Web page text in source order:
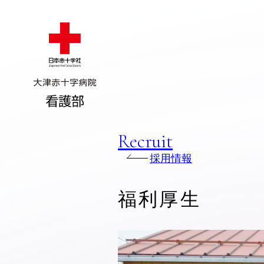
Recruit
採用情報
福利厚生